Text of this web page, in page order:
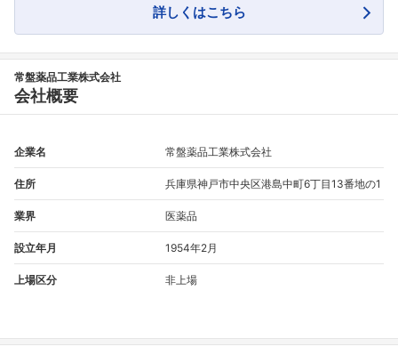
こちらの企業もフォローしませんか？
詳しくはこちら
常盤薬品工業株式会社
会社概要
企業名 常盤薬品工業株式会社
住所 兵庫県神戸市中央区港島中町6丁目13番地の1
業界 医薬品
設立年月 1954年2月
上場区分 非上場